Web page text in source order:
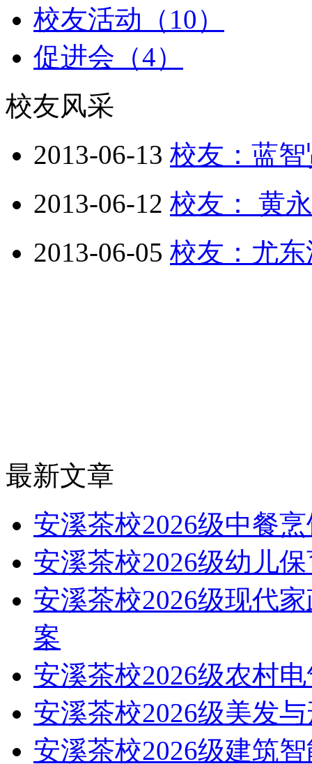
校友活动（10）
促进会（4）
校友风采
2013-06-13 校友：蓝智
2013-06-12 校友： 黄
2013-06-05 校友：尤东
最新文章
安溪茶校2026级中餐
安溪茶校2026级幼儿
安溪茶校2026级现代
案
安溪茶校2026级农村
安溪茶校2026级美发
安溪茶校2026级建筑